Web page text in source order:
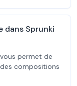
dans Sprunki
permet de
compositions